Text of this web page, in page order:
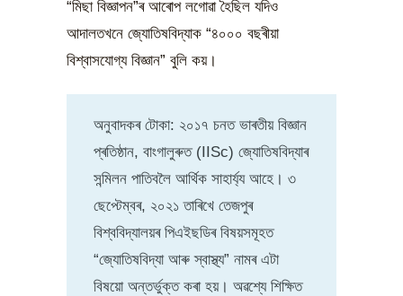
“মিছা বিজ্ঞাপন”ৰ আৰোপ লগোৱা হৈছিল যদিও
আদালতখনে জ্যোতিষবিদ্যাক “৪০০০ বছৰীয়া
বিশ্বাসযোগ্য বিজ্ঞান” বুলি কয়।
অনুবাদকৰ টোকা: ২০১৭ চনত ভাৰতীয় বিজ্ঞান
প্ৰতিষ্ঠান, বাংগালুৰুত (IISc) জ্যোতিষবিদ্যাৰ
সন্মিলন পাতিবলৈ আৰ্থিক সাহাৰ্য্য আহে। ৩
ছেপ্টেম্বৰ, ২০২১ তাৰিখে তেজপুৰ
বিশ্ববিদ্যালয়ৰ পিএইছডিৰ বিষয়সমূহত
“জ্যোতিষবিদ্যা আৰু স্বাস্থ্য” নামৰ এটা
বিষয়ো অন্তৰ্ভুক্ত কৰা হয়। অৱশ্যে শিক্ষিত